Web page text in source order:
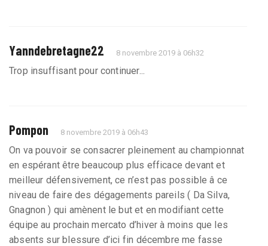
Yanndebretagne22 8 novembre 2019 à 06h32
Trop insuffisant pour continuer...
Pompon 8 novembre 2019 à 06h43
On va pouvoir se consacrer pleinement au championnat
en espérant être beaucoup plus efficace devant et
meilleur défensivement, ce n’est pas possible â ce
niveau de faire des dégagements pareils ( Da Silva,
Gnagnon ) qui amènent le but et en modifiant cette
équipe au prochain mercato d’hiver à moins que les
absents sur blessure d’ici fin décembre me fasse